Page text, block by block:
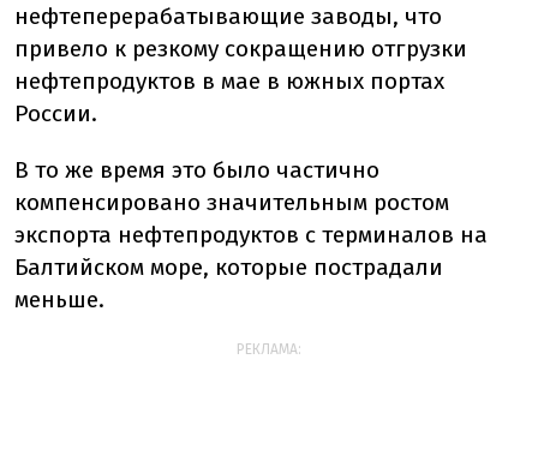
нефтеперерабатывающие заводы, что
привело к резкому сокращению отгрузки
нефтепродуктов в мае в южных портах
России.
В то же время это было частично
компенсировано значительным ростом
экспорта нефтепродуктов с терминалов на
Балтийском море, которые пострадали
меньше.
РЕКЛАМА: